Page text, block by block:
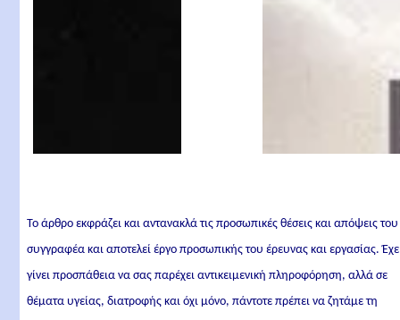
Το άρθρο εκφράζει και αντανακλά τις προσωπικές θέσεις και απόψεις του
συγγραφέα και αποτελεί έργο προσωπικής του έρευνας και εργασίας.
γίνει προσπάθεια να σας παρέχει αντικειμενική πληροφόρηση, αλλά σε
θέματα υγείας, διατροφής και όχι μόνο, πάντοτε πρέπει να ζητάμε τη